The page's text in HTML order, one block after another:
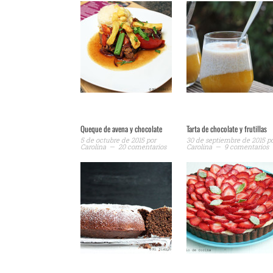
Queque de avena y chocolate
5 de octubre de 2015por
Carolina 20 comentarios
Tarta de chocolate y frutillas
30 de septiembre de 2015
Carolina 9 comentarios